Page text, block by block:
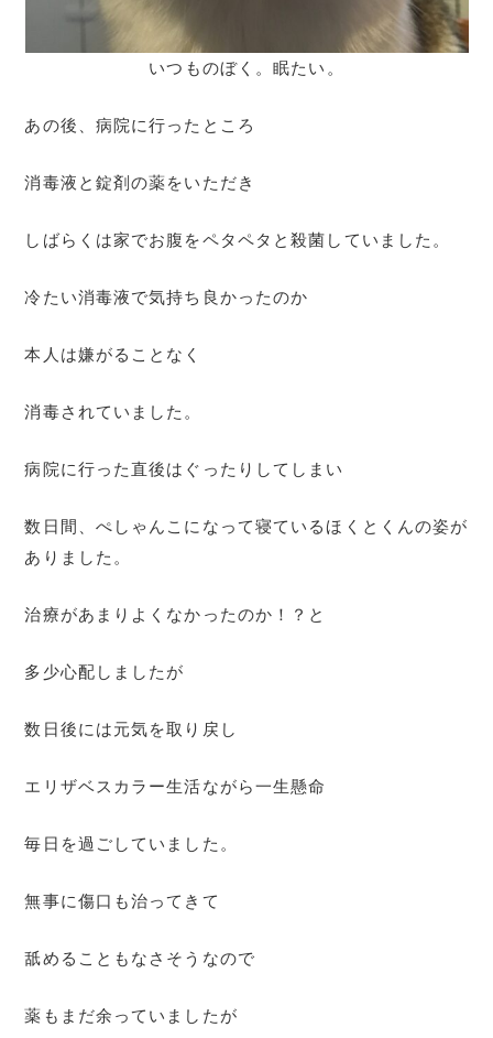
いつものぼく。眠たい。
あの後、病院に行ったところ
消毒液と錠剤の薬をいただき
しばらくは家でお腹をペタペタと殺菌していました。
冷たい消毒液で気持ち良かったのか
本人は嫌がることなく
消毒されていました。
病院に行った直後はぐったりしてしまい
数日間、ぺしゃんこになって寝ているほくとくんの姿が
ありました。
治療があまりよくなかったのか！？と
多少心配しましたが
数日後には元気を取り戻し
エリザベスカラー生活ながら一生懸命
毎日を過ごしていました。
無事に傷口も治ってきて
舐めることもなさそうなので
薬もまだ余っていましたが